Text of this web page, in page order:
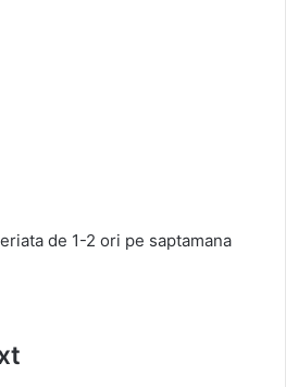
de 1-2 ori pe saptamana